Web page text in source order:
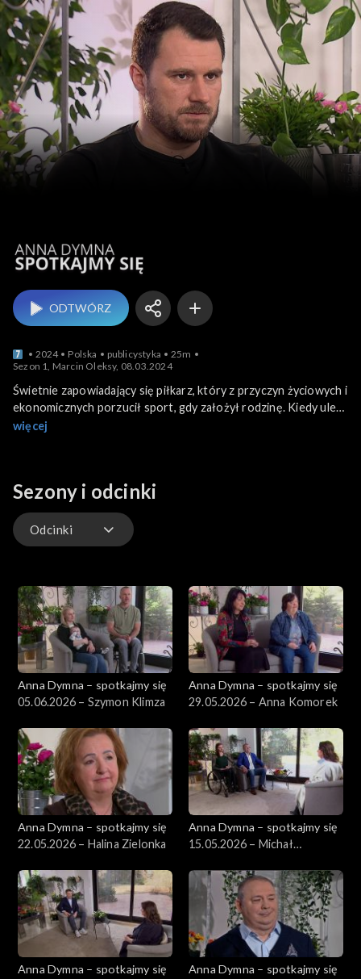
Anna Dymna –
ODTWÓRZ
2024 Polska publicystyka
25m
Sezon 1, Marcin Oleksy, 08.03.2024
Świetnie zapowiadający się piłkarz, który z przyczyn życiowych i
ekonomicznych porzucił sport, gdy założył rodzinę. Kiedy uległ
wypadkowi w pracy i stracił nogę, ukochana i dzieci nie pozwolili
Najpiękniejszą Bramkę 2022 w światowym plebiscycie FIFA.
więcej
Sezony i odcinki
Odcinki
Anna Dymna – spotkajmy się
05.06.2026 – Szymon Klimza
Anna Dymna – spotkajmy się
29.05.2026 – Anna Komorek
Anna Dymna – spotkajmy się
22.05.2026 – Halina Zielonka
Anna Dymna – spotkajmy się
15.05.2026 – Michał
Anna Dymna – spotkajmy się
Anna Dymna – spotkajmy się